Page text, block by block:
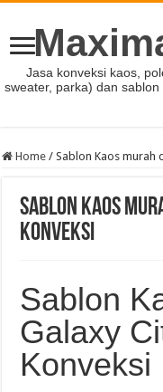
Jasa konveksi kaos,
sweater, parka) dan
Home / Sablon Kaos murah
Sablon Kaos
Konveksi
Sablon
Galaxy
Konveksi